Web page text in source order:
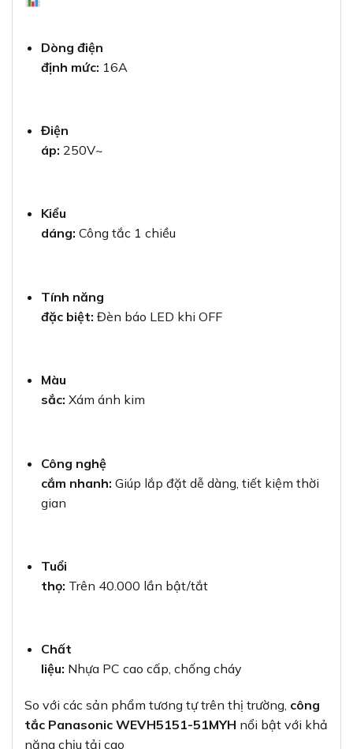
Dòng điện
định mức: 16A
Điện
áp: 250V~
Kiểu
dáng: Công tắc 1 chiều
Tính năng
đặc biệt: Đèn báo LED khi OFF
Màu
sắc: Xám ánh kim
Công nghệ
cắm nhanh: Giúp lắp đặt dễ dàng, tiết kiệm thời
gian
Tuổi
thọ: Trên 40.000 lần bật/tắt
Chất
liệu: Nhựa PC cao cấp, chống cháy
So với các sản phẩm tương tự trên thị trường, công
tắc Panasonic WEVH5151-51MYH nổi bật với khả
năng chịu tải cao